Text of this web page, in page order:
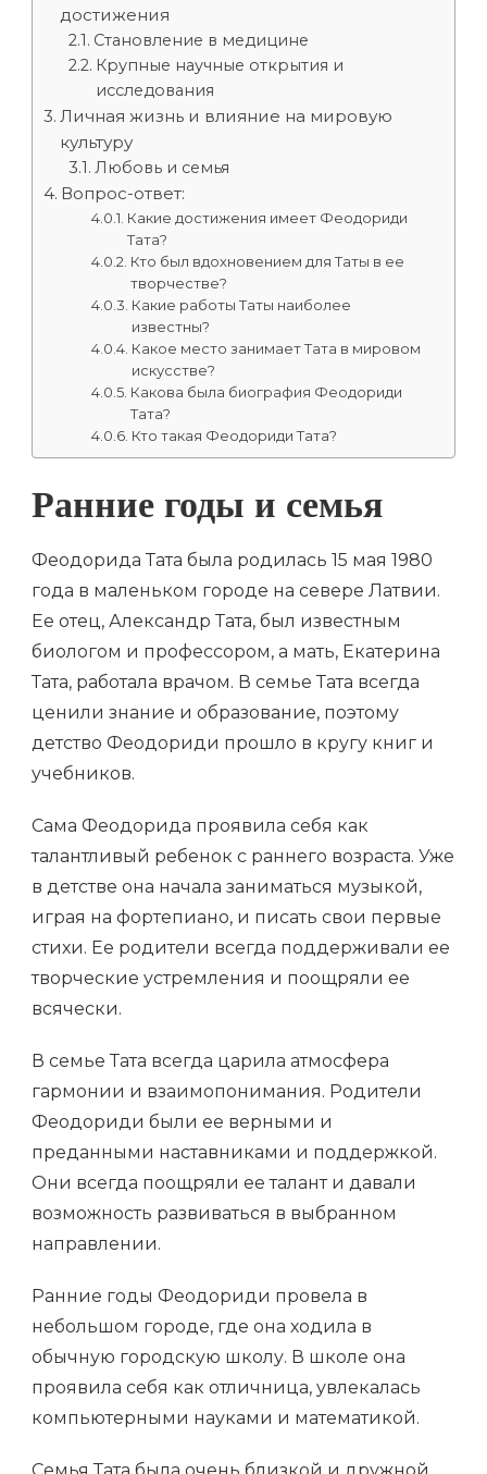
достижения
Становление в медицине
Крупные научные открытия и
исследования
Личная жизнь и влияние на мировую
культуру
Любовь и семья
Вопрос-ответ:
Какие достижения имеет Феодориди
Тата?
Кто был вдохновением для Таты в ее
творчестве?
Какие работы Таты наиболее
известны?
Какое место занимает Тата в мировом
искусстве?
Какова была биография Феодориди
Тата?
Кто такая Феодориди Тата?
Ранние годы и семья
Феодорида Тата была родилась 15 мая 1980
года в маленьком городе на севере Латвии.
Ее отец, Александр Тата, был известным
биологом и профессором, а мать, Екатерина
Тата, работала врачом. В семье Тата всегда
ценили знание и образование, поэтому
детство Феодориди прошло в кругу книг и
учебников.
Сама Феодорида проявила себя как
талантливый ребенок с раннего возраста. Уже
в детстве она начала заниматься музыкой,
играя на фортепиано, и писать свои первые
стихи. Ее родители всегда поддерживали ее
творческие устремления и поощряли ее
всячески.
В семье Тата всегда царила атмосфера
гармонии и взаимопонимания. Родители
Феодориди были ее верными и
преданными наставниками и поддержкой.
Они всегда поощряли ее талант и давали
возможность развиваться в выбранном
направлении.
Ранние годы Феодориди провела в
небольшом городе, где она ходила в
обычную городскую школу. В школе она
проявила себя как отличница, увлекалась
компьютерными науками и математикой.